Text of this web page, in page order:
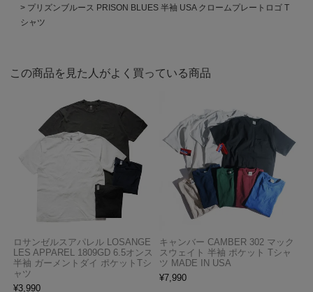
プリズンブルース PRISON BLUES 半袖 USA クロームプレートロゴ T
シャツ
この商品を見た人がよく買っている商品
ロサンゼルスアパレル LOSANGE
LES APPAREL 1809GD 6.5オンス
半袖 ガーメントダイ ポケットTシ
ャツ
¥3,990
キャンバー CAMBER 302 マック
スウェイト 半袖 ポケット Tシャ
ツ MADE IN USA
¥7,990